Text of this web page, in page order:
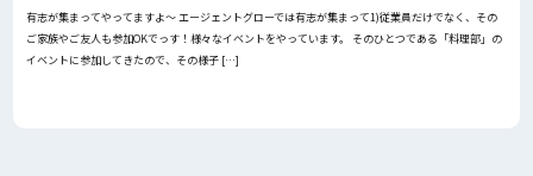
有志が集まってやってますよ〜 エージェントグローでは有志が集まって1)従業員だけでなく、その
ご家族やご友人も参加OKでっす！様々なイベントをやっています。 そのひとつである「料理部」の
イベントに参加してきたので、その様子 […]